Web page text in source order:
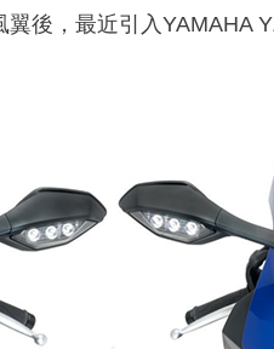
後，最近引入YAMAHA